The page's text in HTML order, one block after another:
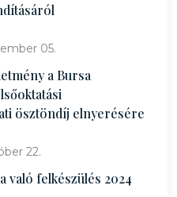
05.
a Bursa
ösztöndíj elnyerésére
22.
való felkészülés 2024